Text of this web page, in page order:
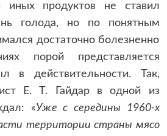
продуктов не ставил
голода, но по понятным
достаточно болезненно
порой представляется
в действительности. Так,
Е. Т. Гайдар в одной из
«Уже с середины 1960-х
территории страны мясо